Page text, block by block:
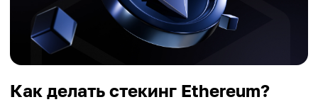
Как делать стекинг Ethereum?